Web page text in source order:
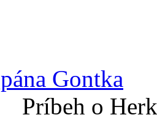
Gontka
Príbeh o